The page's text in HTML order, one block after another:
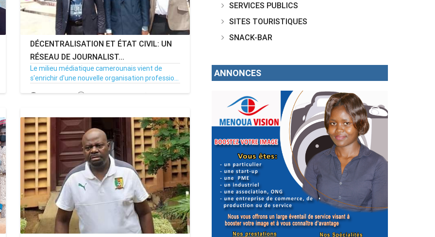
DÉCENTRALISATION ET ÉTAT CIVIL: UN
RÉSEAU DE JOURNALIST...
Le milieu médiatique camerounais vient de
s'enrichir d'une nouvelle organisation professio...
25/06/21 Par MenouActu 0
SERVICES PUBLICS
SITES TOURISTIQUES
SNACK-BAR
ANNONCES